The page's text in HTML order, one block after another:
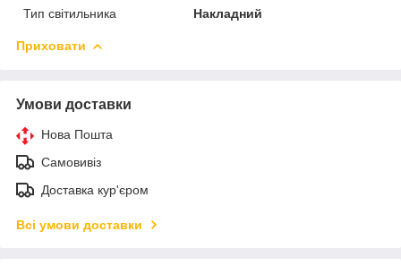
Тип світильника
Накладний
Приховати
Умови доставки
Нова Пошта
Самовивіз
Доставка кур'єром
Всі умови доставки